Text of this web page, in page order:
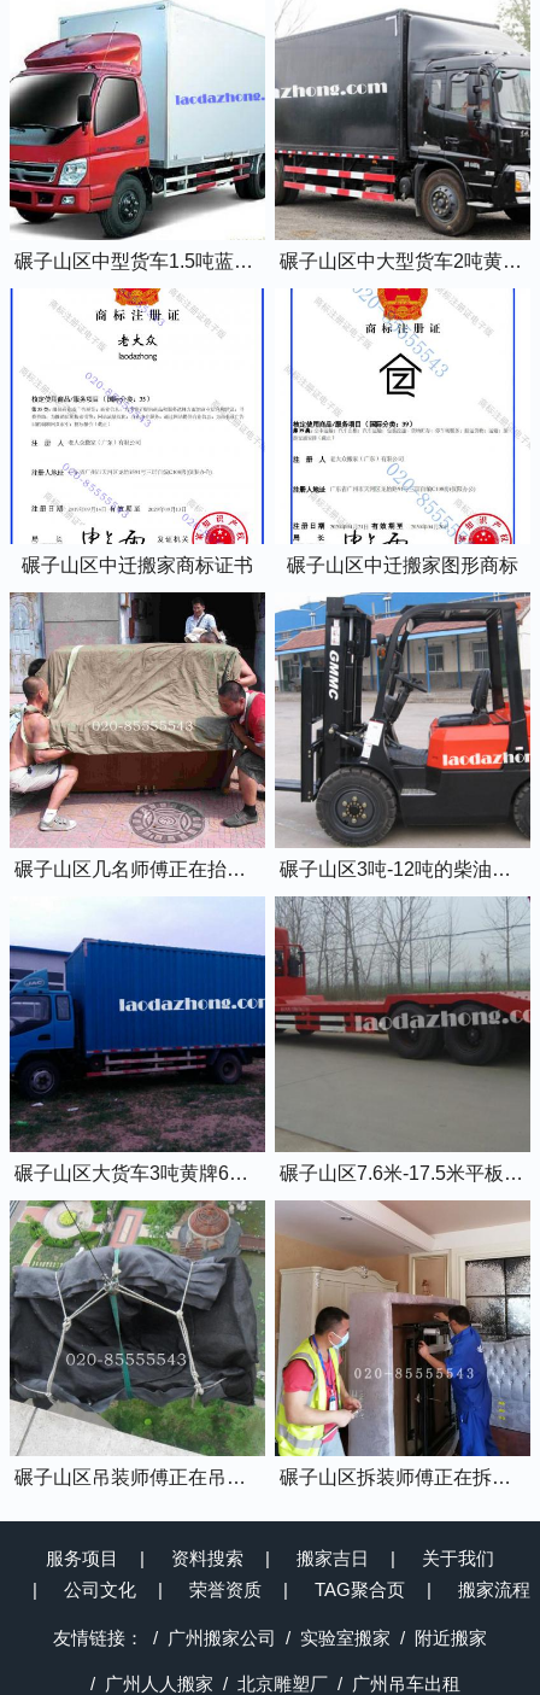
碾子山区中型货车1.5吨蓝牌4米2厢式货车 碾子山区中大型货车2吨黄牌5米2厢式货车
碾子山区中迁搬家商标证书 碾子山区中迁搬家图形商标
碾子山区几名师傅正在抬钢琴上楼 碾子山区3吨-12吨的柴油叉车出租
碾子山区大货车3吨黄牌6米8的厢式货车 碾子山区7.6米-17.5米平板货车出租
碾子山区吊装师傅正在吊装物品上楼 碾子山区拆装师傅正在拆装家具
服务项目 资料搜索 搬家吉日
关于我们
公司文化
荣誉资质 TAG聚合页 搬家流程
友情链接： 广州搬家公司 实验室搬家 附近搬家
广州人人搬家 北京雕塑厂 广州吊车出租